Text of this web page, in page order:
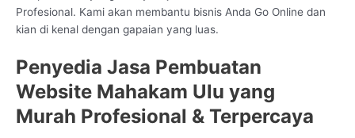
Profesional. Kami akan membantu bisnis Anda Go Online dan
kian di kenal dengan gapaian yang luas.
Penyedia Jasa Pembuatan
Website Mahakam Ulu yang
Murah Profesional & Terpercaya